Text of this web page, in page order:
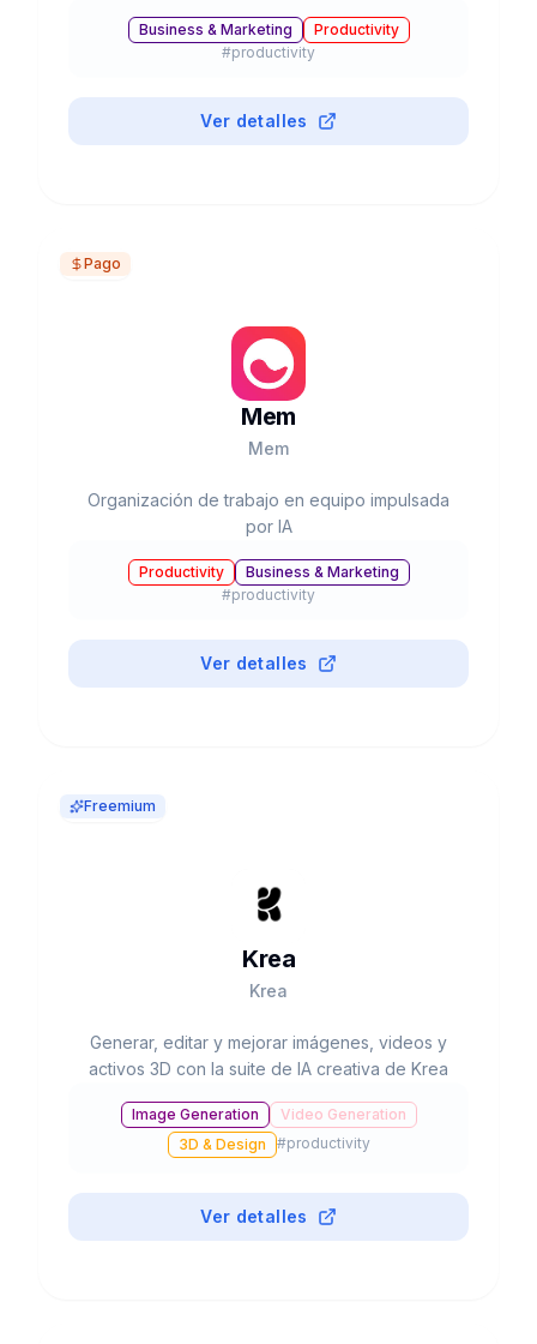
Business & Marketing
Productivity
#productivity
Ver detalles
Pago
Mem
Mem
Organización de trabajo en equipo impulsada
por IA
Productivity
Business & Marketing
#productivity
Ver detalles
Freemium
Krea
Krea
Generar, editar y mejorar imágenes, videos y
activos 3D con la suite de IA creativa de Krea
Image Generation
Video Generation
3D & Design
#productivity
Ver detalles